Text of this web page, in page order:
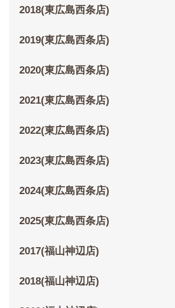
2018(東広島西条店)
2019(東広島西条店)
2020(東広島西条店)
2021(東広島西条店)
2022(東広島西条店)
2023(東広島西条店)
2024(東広島西条店)
2025(東広島西条店)
2017(福山神辺店)
2018(福山神辺店)